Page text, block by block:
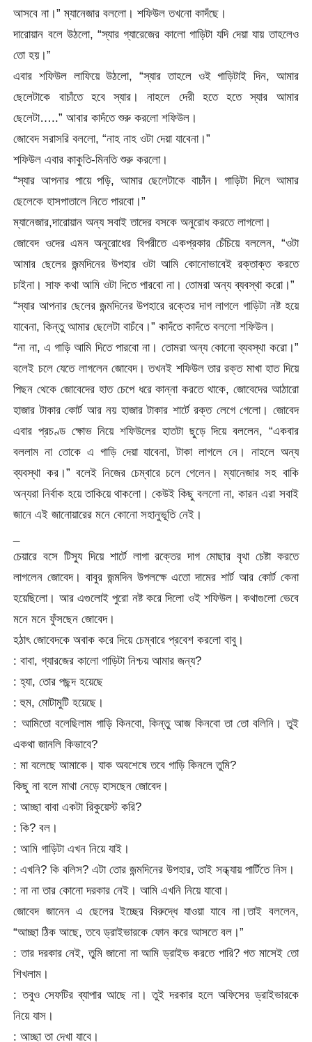
আসবে না।” ম্যানেজার বললো। শফিউল তখনো কাদঁছে।
দারোয়ান বলে উঠলো, “স্যার গ্যারেজের কালো গাড়িটা যদি দেয়া যায় তাহলেও
তো হয়।”
এবার শফিউল লাফিয়ে উঠলো, “স্যার তাহলে ওই গাড়িটাই দিন, আমার
ছেলেটাকে বাচাঁতে হবে স্যার। নাহলে দেরী হতে হতে স্যার আমার
ছেলেটা…..” আবার কাদঁতে শুরু করলো শফিউল।
জোবেদ সরাসরি বললো, “নাহ নাহ ওটা দেয়া যাবেনা।”
শফিউল এবার কাকুতি-মিনতি শুরু করলো।
“স্যার আপনার পায়ে পড়ি, আমার ছেলেটাকে বাচাঁন। গাড়িটা দিলে আমার
ছেলেকে হাসপাতালে নিতে পারবো।”
ম্যানেজার,দারোয়ান অন্য সবাই তাদের বসকে অনুরোধ করতে লাগলো।
জোবেদ ওদের এমন অনুরোধের বিপরীতে একপ্রকার চেঁচিয়ে বললেন, “ওটা
আমার ছেলের জন্মদিনের উপহার ওটা আমি কোনোভাবেই রক্তাক্ত করতে
চাইনা। সাফ কথা আমি ওটা দিতে পারবো না। তোমরা অন্য ব্যবস্থা করো।”
“স্যার আপনার ছেলের জন্মদিনের উপহারে রক্তের দাগ লাগলে গাড়িটা নষ্ট হয়ে
যাবেনা, কিন্তু আমার ছেলেটা বাচঁবে।” কাদঁতে কাদঁতে বললো শফিউল।
“না না, এ গাড়ি আমি দিতে পারবো না। তোমরা অন্য কোনো ব্যবস্থা করো।”
বলেই চলে যেতে লাগলেন জোবেদ। তখনই শফিউল তার রক্ত মাখা হাত দিয়ে
পিছন থেকে জোবেদের হাত চেপে ধরে কান্না করতে থাকে, জোবেদের আঠারো
হাজার টাকার কোর্ট আর নয় হাজার টাকার শার্টে রক্ত লেগে গেলো। জোবেদ
এবার প্রচণ্ড ক্ষোভ নিয়ে শফিউলের হাতটা ছুড়ে দিয়ে বললেন, “একবার
বললাম না তোকে এ গাড়ি দেয়া যাবেনা, টাকা লাগলে নে। নাহলে অন্য
ব্যবস্থা কর।” বলেই নিজের চেম্বারে চলে গেলেন। ম্যানেজার সহ বাকি
অন্যরা নির্বাক হয়ে তাকিয়ে থাকলো। কেউই কিছু বললো না, কারন এরা সবাই
জানে এই জানোয়ারের মনে কোনো সহানুভূতি নেই।
চেয়ারে বসে টিস্যু দিয়ে শার্টে লাগা রক্তের দাগ মোছার বৃথা চেষ্টা করতে
লাগলেন জোবেদ। বাবুর জন্মদিন উপলক্ষে এতো দামের শার্ট আর কোর্ট কেনা
হয়েছিলো। আর এগুলোই পুরো নষ্ট করে দিলো ওই শফিউল। কথাগুলো ভেবে
মনে মনে ফুঁসছেন জোবেদ।
হঠাৎ জোবেদকে অবাক করে দিয়ে চেম্বারে প্রবেশ করলো বাবু।
: বাবা, গ্যারজের কালো গাড়িটা নিশ্চয় আমার জন্য?
: হ্যা, তোর পছন্দ হয়েছে
: হুম, মোটামুটি হয়েছে।
: আমিতো বলেছিলাম গাড়ি কিনবো, কিন্তু আজ কিনবো তা তো বলিনি। তুই
একথা জানলি কিভাবে?
: মা বলেছে আমাকে। যাক অবশেষে তবে গাড়ি কিনলে তুমি?
কিছু না বলে মাথা নেড়ে হাসছেন জোবেদ।
: আচ্ছা বাবা একটা রিকুয়েস্ট করি?
: কি? বল।
: আমি গাড়িটা এখন নিয়ে যাই।
: এখনি? কি বলিস? এটা তোর জন্মদিনের উপহার, তাই সন্ধ্যায় পার্টিতে নিস।
: না না তার কোনো দরকার নেই। আমি এখনি নিয়ে যাবো।
জোবেদ জানেন এ ছেলের ইচ্ছের বিরুদ্ধে যাওয়া যাবে না।তাই বললেন,
“আচ্ছা ঠিক আছে, তবে ড্রাইভারকে ফোন করে আসতে বল।”
: তার দরকার নেই, তুমি জানো না আমি ড্রাইভ করতে পারি? গত মাসেই তো
শিখলাম।
: তবুও সেফটির ব্যাপার আছে না। তুই দরকার হলে অফিসের ড্রাইভারকে
নিয়ে যাস।
: আচ্ছা তা দেখা যাবে।